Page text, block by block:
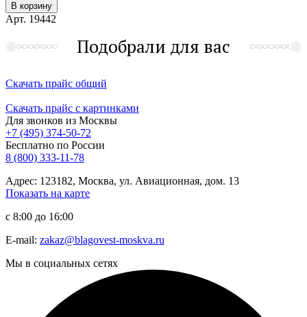
В корзину
Арт. 19442
Подобрали для вас
Скачать прайс общий
Скачать прайс с картинками
Для звонков из Москвы
+7 (495) 374-50-72
Бесплатно по России
8 (800) 333-11-78
Адрес: 123182, Москва, ул. Авиационная, дом. 13
Показать на карте
с 8:00 до 16:00
E-mail: zakaz@blagovest-moskva.ru
Мы в социальных сетях